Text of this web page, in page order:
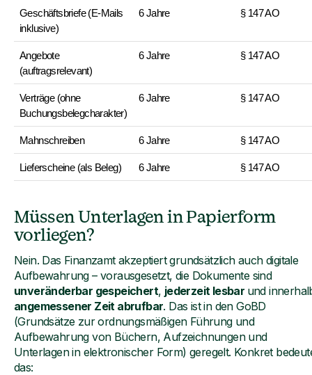
Geschäftsbriefe (E-Mails
inklusive)
6 Jahre § 147 AO
Angebote
(auftragsrelevant)
6 Jahre § 147 AO
Verträge (ohne
Buchungsbelegcharakter)
6 Jahre § 147 AO
Mahnschreiben 6 Jahre § 147 AO
Lieferscheine (als Beleg) 6 Jahre § 147 AO
Müssen Unterlagen in Papierform
vorliegen?
Nein. Das Finanzamt akzeptiert grundsätzlich auch digitale
Aufbewahrung – vorausgesetzt, die Dokumente sind
unveränderbar gespeichert, jederzeit lesbar und
angemessener Zeit abrufbar. Das ist in den GoBD
(Grundsätze zur ordnungsmäßigen Führung und
Aufbewahrung von Büchern, Aufzeichnungen und
Unterlagen in elektronischer Form) geregelt. Konkret
das: